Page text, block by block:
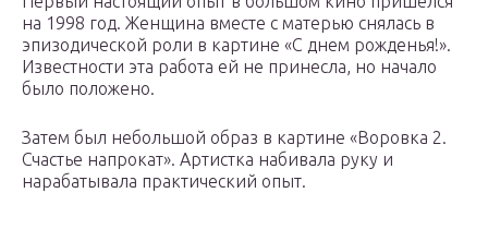
на 1998 год. Женщина вместе с матерью снялась в
эпизодической роли в картине «С днем рожденья!».
Известности эта работа ей не принесла, но начало
было положено.
Затем был небольшой образ в картине «Воровка 2.
Счастье напрокат». Артистка набивала руку и
нарабатывала практический опыт.